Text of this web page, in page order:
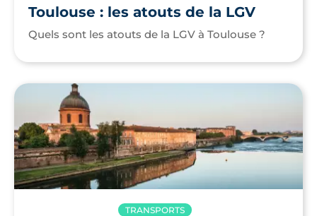
Toulouse : les atouts de la LGV
Quels sont les atouts de la LGV à Toulouse ?
TRANSPORTS